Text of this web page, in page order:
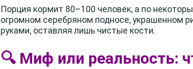
Порция кормит 80–100 человек, а по
огромном серебряном подносе, украшенном
руками, оставляя лишь чистые кости.
🔍 Миф или реальность: